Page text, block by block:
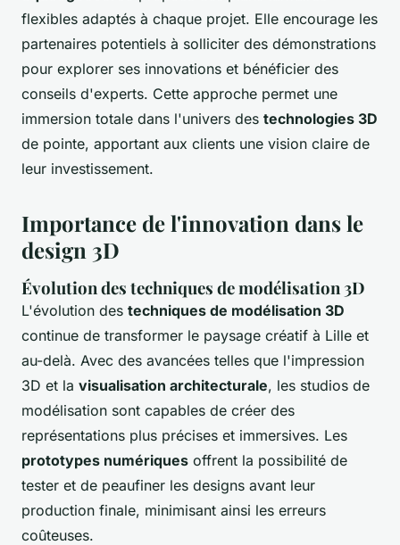
flexibles adaptés à chaque projet. Elle encourage les
partenaires potentiels à solliciter des démonstrations
pour explorer ses innovations et bénéficier des
conseils d'experts. Cette approche permet une
immersion totale dans l'univers des technologies 3D
de pointe, apportant aux clients une vision claire de
leur investissement.
Importance de l'innovation dans le
design 3D
Évolution des techniques de modélisation 3D
L'évolution des techniques de modélisation 3D
continue de transformer le paysage créatif à Lille et
au-delà. Avec des avancées telles que l'impression
3D et la visualisation architecturale, les studios de
modélisation sont capables de créer des
représentations plus précises et immersives. Les
prototypes numériques offrent la possibilité de
tester et de peaufiner les designs avant leur
production finale, minimisant ainsi les erreurs
coûteuses.